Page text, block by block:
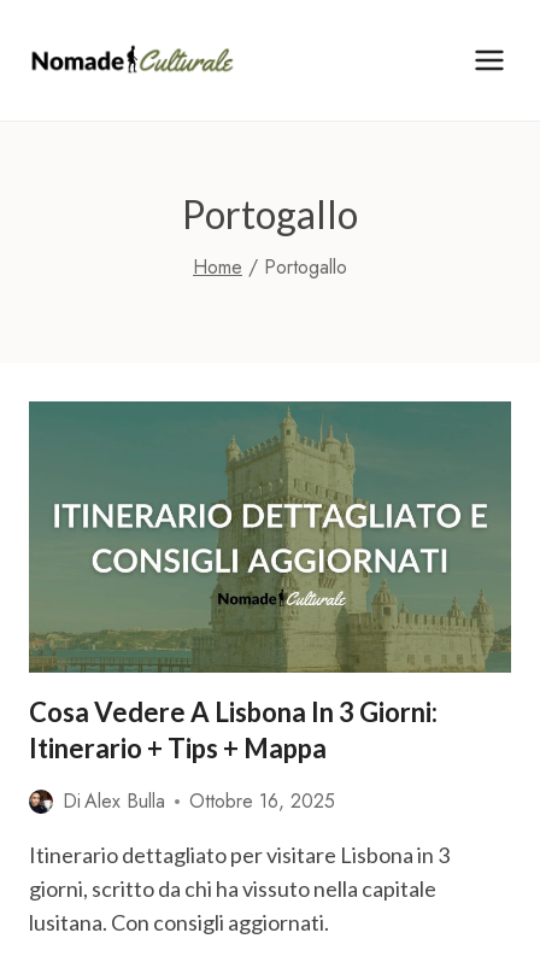
Portogallo
Home / Portogallo
Cosa Vedere A Lisbona In 3 Giorni:
Itinerario + Tips + Mappa
DiAlex Bulla Ottobre 16, 2025
Itinerario dettagliato per visitare Lisbona in 3
giorni, scritto da chi ha vissuto nella capitale
lusitana. Con consigli aggiornati.